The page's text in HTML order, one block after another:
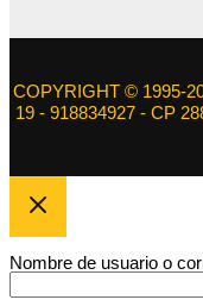
COPYRIGHT © 1995-
19 - 918834927 - CP
Nombre de usuario o